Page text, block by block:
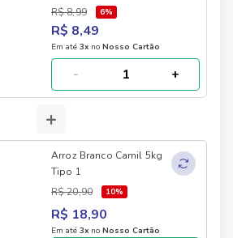
R$ 8,99
6%
R$ 8,49
Em até 3x no Nosso Cartão
- +
+
Arroz Branco Camil 5kg
Tipo 1
R$ 20,90
10%
R$ 18,90
Em até 3x no Nosso Cartão